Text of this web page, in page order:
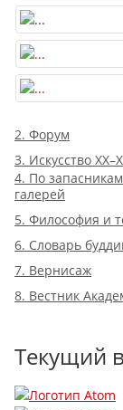
2. Форум
3. Искусство
4. По
галерей
5. Философия и
6. Словарь
7. Вернисаж
8. Вестник
Текущий